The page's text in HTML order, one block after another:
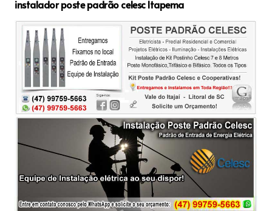
instalador poste padrão celesc Itapema